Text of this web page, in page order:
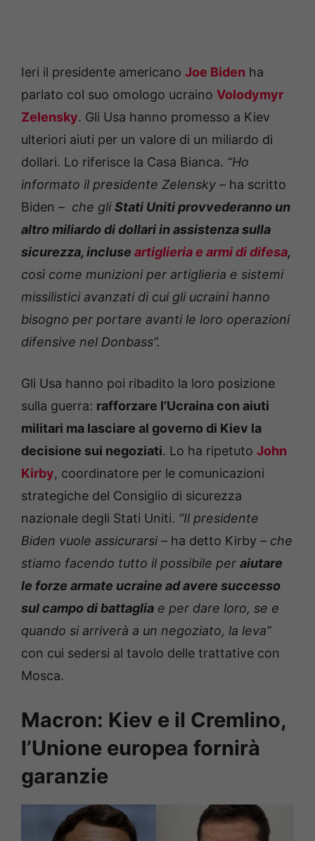
Ieri il presidente americano Joe Biden ha
parlato col suo omologo ucraino Volodymyr
Zelensky. Gli Usa hanno promesso a Kiev
ulteriori aiuti per un valore di un miliardo di
dollari. Lo riferisce la Casa Bianca. “Ho
informato il presidente Zelensky – ha scritto
Biden – che gliStati Uniti provvederanno un
altro miliardo di dollari in assistenza sulla
sicurezza, incluse artiglieria e armi di difesa,
così come munizioni per artiglieria e sistemi
missilistici avanzati di cui gli ucraini hanno
bisogno per portare avanti le loro operazioni
difensive nel Donbass”.
Gli Usa hanno poi ribadito la loro posizione
sulla guerra: rafforzare l’Ucraina con aiuti
militari ma lasciare al governo di Kiev la
decisione sui negoziati. Lo ha ripetuto John
Kirby, coordinatore per le comunicazioni
strategiche del Consiglio di sicurezza
nazionale degli Stati Uniti. “Il presidente
Biden vuole assicurarsi – ha detto Kirby – che
stiamo facendo tutto il possibile per aiutare
le forze armate ucraine ad avere successo
sul campo di battaglia e per dare loro, se e
quando si arriverà a un negoziato, la leva”
con cui sedersi al tavolo delle trattative con
Mosca.
Macron: Kiev e il Cremlino,
l’Unione europea fornirà
garanzie